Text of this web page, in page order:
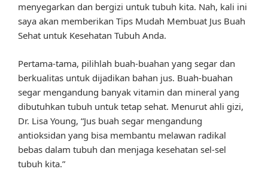
menyegarkan dan bergizi untuk tubuh kita. Nah, kali ini
saya akan memberikan Tips Mudah Membuat Jus Buah
Sehat untuk Kesehatan Tubuh Anda.
Pertama-tama, pilihlah buah-buahan yang segar dan
berkualitas untuk dijadikan bahan jus. Buah-buahan
segar mengandung banyak vitamin dan mineral yang
dibutuhkan tubuh untuk tetap sehat. Menurut ahli gizi,
Dr. Lisa Young, “Jus buah segar mengandung
antioksidan yang bisa membantu melawan radikal
bebas dalam tubuh dan menjaga kesehatan sel-sel
tubuh kita.”